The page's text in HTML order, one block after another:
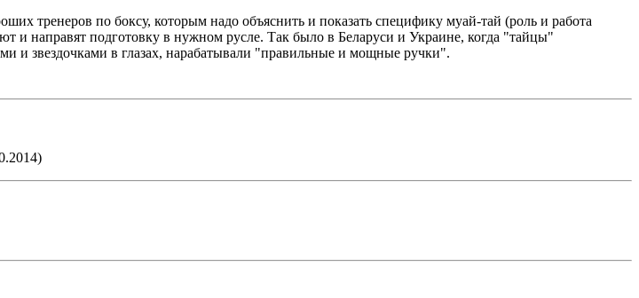
тренеров по боксу, которым надо объяснить и показать специфику муай-тай (роль и работа
и направят подготовку в нужном русле. Так было в Беларуси и Украине, когда "тайцы"
и звездочками в глазах, нарабатывали "правильные и мощные ручки".